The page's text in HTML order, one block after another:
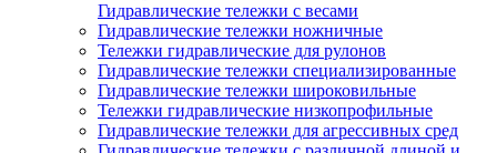
Гидравлические тележки с весами
Гидравлические тележки ножничные
Тележки гидравлические для рулонов
Гидравлические тележки специализированные
Гидравлические тележки широковильные
Тележки гидравлические низкопрофильные
Гидравлические тележки для агрессивных сред